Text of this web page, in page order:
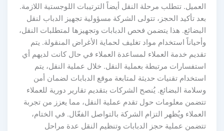
العميل. تتطلب مرحلة النقل أيضاً الترتيبات اللوجستية اللازمة.
بعد تأكيد الحجز، تتولى الشركة مسؤولية تجهيز الدباب لنقل
البضائع. هذا يتضمن فحص الدبابات وتجهيزها لمتطلبات النقل،
وأحياناً استخدام مواد تغليف لحماية الأغراض المنقولة. يتم
تقديم خدمة العملاء لمساعدة العملاء في حال كانت لديهم أي
استفسارات مرتبطة بعملية النقل. خلال عملية النقل، يتم
استخدام تقنيات حديثة لمتابعة موقع الدبابات لضمان أمن
وسلامة البضائع. يُنصح الشركات بتقديم تقارير دورية للعملاء
تتضمن معلومات حول تقدم عملية النقل، مما يعزز من تجربة
العملاء ويُظهر التزام الشركة بالتواصل الفعّال. في الختام،
تتضمن عملية حجز الدبابات وتنظيم النقل عدة مراحل